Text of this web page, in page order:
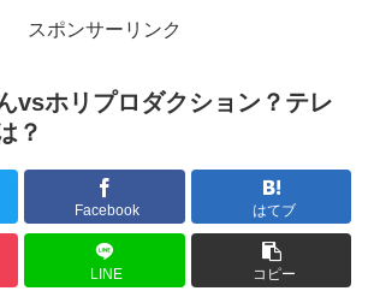
スポンサーリンク
vsホリプロダクション？テレ
？
Facebook はてブ
LINE コピー